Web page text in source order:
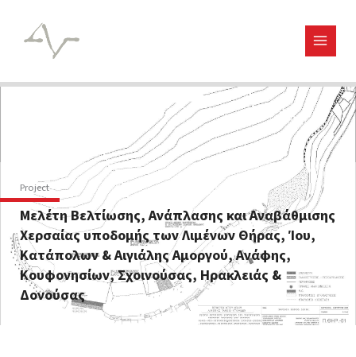
περιεχόμενο
Project
Μελέτη Βελτίωσης, Ανάπλασης και Αναβάθμισης
Χερσαίας υποδομής των Λιμένων Θήρας, Ίου,
Κατάπολων & Αιγιάλης Αμοργού, Ανάφης,
Κουφονησίων, Σχοινούσας, Ηρακλειάς &
Δονούσας